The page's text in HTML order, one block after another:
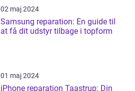
02 maj 2024
Samsung reparation: En guide til
at få dit udstyr tilbage i topform
01 maj 2024
iPhone reparation Taastrup: Din